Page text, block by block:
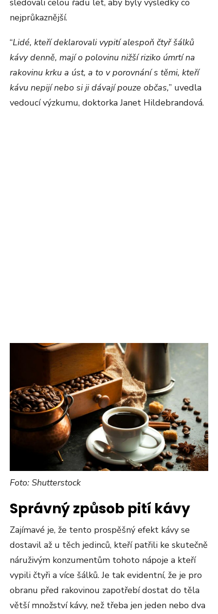
sledovali celou řadu let, aby byly výsledky co
nejprůkaznější.
“Lidé, kteří deklarovali vypití alespoň čtyř šálků
kávy denně, mají o polovinu nižší riziko úmrtí na
rakovinu krku a úst, a to v porovnání s těmi, kteří
kávu nepijí nebo si ji dávají pouze občas,” uvedla
vedoucí výzkumu, doktorka Janet Hildebrandová.
Foto: Shutterstock
Správný způsob pití kávy
Zajímavé je, že tento prospěšný efekt kávy se
dostavil až u těch jedinců, kteří patřili ke skutečně
náruživým konzumentům tohoto nápoje a kteří
vypili čtyři a více šálků. Je tak evidentní, že je pro
obranu před rakovinou zapotřebí dostat do těla
větší množství kávy, než třeba jen jeden nebo dva